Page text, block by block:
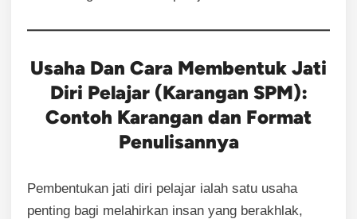
Usaha Dan Cara Membentuk Jati
Diri Pelajar (Karangan SPM):
Contoh Karangan dan Format
Penulisannya
Pembentukan jati diri pelajar ialah satu usaha
penting bagi melahirkan insan yang berakhlak,